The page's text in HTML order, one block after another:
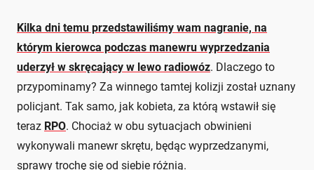
Kilka dni temu przedstawiliśmy wam nagranie, na
którym kierowca podczas manewru wyprzedzania
uderzył w skręcający w lewo radiowóz. Dlaczego to
przypominamy? Za winnego tamtej kolizji został uznany
policjant. Tak samo, jak kobieta, za którą wstawił się
teraz RPO. Chociaż w obu sytuacjach obwinieni
wykonywali manewr skrętu, będąc wyprzedzanymi,
sprawy trochę się od siebie różnią.